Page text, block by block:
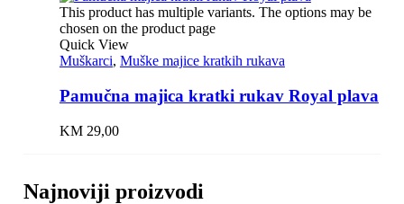
This product has multiple variants. The options may be
chosen on the product page
Quick View
Muškarci, Muške majice kratkih rukava
Pamučna majica kratki rukav Royal plava
KM29,00
Najnoviji proizvodi